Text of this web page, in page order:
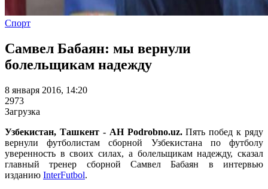
Спорт
Самвел Бабаян: мы вернули
болельщикам надежду
8 января 2016, 14:20
2973
Загрузка
Узбекистан, Ташкент - АН Podrobno.uz.Пять побед к ряду
вернули футболистам сборной Узбекистана по футболу
уверенность в своих силах, а болельщикам надежду, сказал
главный тренер сборной Самвел Бабаян в интервью
изданию InterFutbol.